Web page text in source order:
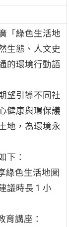
「綠色生活地
生態、人文史
的環境行動語
望引導不同社
健康與環保議
地，為環境永
下：
綠色生活地圖
議時長 1 小
育講座：